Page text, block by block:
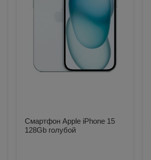
Смартфон Apple iPhone 15
128Gb голубой